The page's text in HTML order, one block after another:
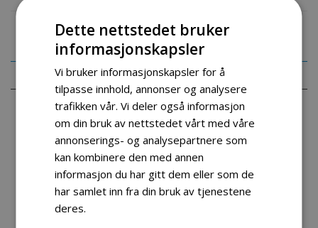
Detaljer
Master Flex er vår tyskutviklet 4 søylet løftebukk.
kommersiellt bruk. Dette er den ideelle lagrings-, parkerings-
og serviceløsningen for ulike kjøretøy . Denne modellen tilbyr
en løftekapasitet på 4000kg og klaringshøyde for de fleste
kjøretøy.
Dette nettstedet bruker
informasjonskapsler
Vi bruker informasjonskapsler for å
tilpasse innhold, annonser og analysere
trafikken vår. Vi deler også informasjon
om din bruk av nettstedet vårt med våre
annonserings- og analysepartnere som
kan kombinere den med annen
informasjon du har gitt dem eller som de
har samlet inn fra din bruk av tjenestene
deres.